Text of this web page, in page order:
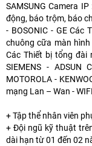
SAMSUNG Camera
động, báo trộm, báo
- BOSONIC - GE
chuông cữa màn hình
Các Thiết bị tổng đài
SIEMENS -
MOTOROLA -
mạng Lan – Wan -
+ Tập thể nhân viên
+ Đội ngũ kỹ thuật
dài hạn từ 01 đến 02